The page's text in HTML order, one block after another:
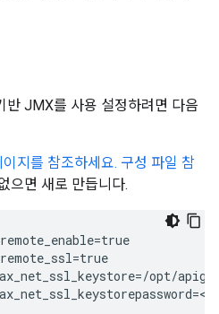
JMX를 사용 설정하려면 다음
이지를 참조하세요. 구성 파일 참
으면 새로 만듭니다.
opt/